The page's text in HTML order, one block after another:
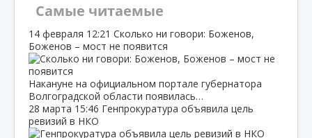
Самые читаемые
14 февраля 12:21 Сколько ни говори: Боженов,
Боженов – мост не появится
Накануне на официальном портале губернатора
Волгоградской области появилась…
28 марта 15:46 Генпрокуратура объявила цель
ревизий в НКО